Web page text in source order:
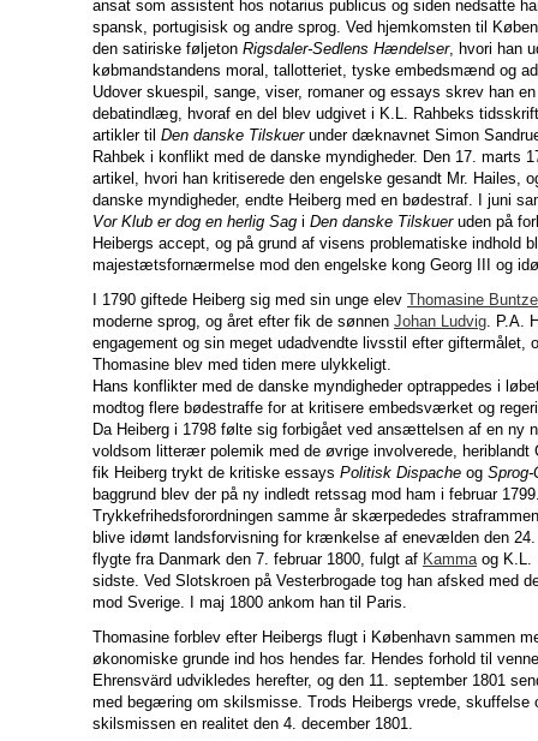
ansat som assistent hos notarius publicus og siden nedsatte
spansk, portugisisk og andre sprog. Ved hjemkomsten til
den satiriske føljeton Rigsdaler-Sedlens Hændelser, hvori han
købmandstandens moral, tallotteriet, tyske embedsmænd og
Udover skuespil, sange, viser, romaner og essays skrev han
debatindlæg, hvoraf en del blev udgivet i K.L. Rahbeks
artikler til Den danske Tilskuerunder dæknavnet Simon
Rahbek i konflikt med de danske myndigheder. Den 17. marts
artikel, hvori han kritiserede den engelske gesandt Mr. Hailes,
danske myndigheder, endte Heiberg med en bødestraf. I juni
Vor Klub er dog en herlig Sag i Den danske Tilskueruden på
Heibergs accept, og på grund af visens problematiske indhold
majestætsfornærmelse mod den engelske kong Georg III og
I 1790 giftede Heiberg sig med sin unge elev Thomasine
moderne sprog, og året efter fik de sønnen Johan Ludvig. P.A.
engagement og sin meget udadvendte livsstil efter giftermålet,
Thomasine blev med tiden mere ulykkeligt.
Hans konflikter med de danske myndigheder optrappedes i
modtog flere bødestraffe for at kritisere embedsværket og
Da Heiberg i 1798 følte sig forbigået ved ansættelsen af en ny
voldsom litterær polemik med de øvrige involverede, heriblandt
fik Heiberg trykt de kritiske essays Politisk Dispache og Sprog-
baggrund blev der på ny indledt retssag mod ham i februar
Trykkefrihedsforordningen samme år skærpededes
blive idømt landsforvisning for krænkelse af enevælden den
flygte fra Danmark den 7. februar 1800, fulgt af Kammaog K.L.
sidste. Ved Slotskroen på Vesterbrogade tog han afsked med
mod Sverige. I maj 1800 ankom han til Paris.
Thomasine forblev efter Heibergs flugt i København sammen
økonomiske grunde ind hos hendes far. Hendes forhold til
Ehrensvärd udvikledes herefter, og den 11. september 1801
med begæring om skilsmisse. Trods Heibergs vrede, skuffelse
skilsmissen en realitet den 4. december 1801.